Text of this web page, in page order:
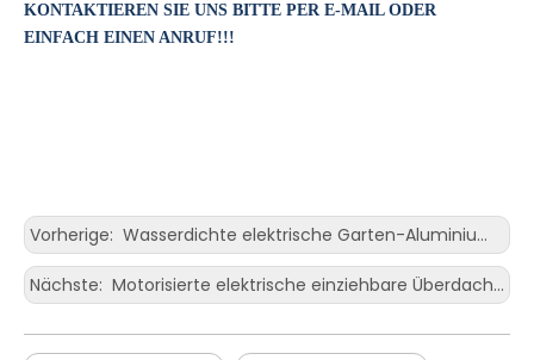
KONTAKTIEREN SIE UNS BITTE PER E-MAIL ODER
EINFACH EINEN ANRUF!!!
Vorherige: Wasserdichte elektrische Garten-Aluminium-Pavillon, einziehbare Markise für Terrasse
Nächste: Motorisierte elektrische einziehbare Überdachung für den Außenbereich, Aluminium-Pergola-Dachmarkise mit Seitenschutz